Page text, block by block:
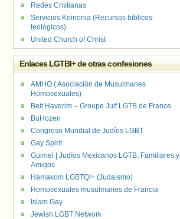
Redes Cristianas
Servicios Koinonia (Recursos bíblicos-
teológicos)
United Church of Christ
Enlaces LGTBI+ de otras confesiones
AMHO ( Asociación de Musulmanes
Homosexuales)
Beit Haverim – Groupe Juif LGTB de France
BuHozen
Congreso Mundial de Judíos LGBT
Gay Spirit
Guimel | Judíos Mexicanos LGTB, Familiares y
Amigos
Hamakom LGBTQI+ (Judaísmo)
Homosexuales musulmanes de Francia
Islam Gay
Jewish LGBT Network